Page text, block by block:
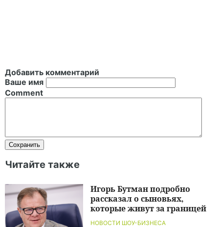
Добавить комментарий
Ваше имя
Comment
Читайте также
НОВОСТИ ШОУ-БИЗНЕСА
Игорь Бутман подробно
рассказал о сыновьях,
которые живут за границей